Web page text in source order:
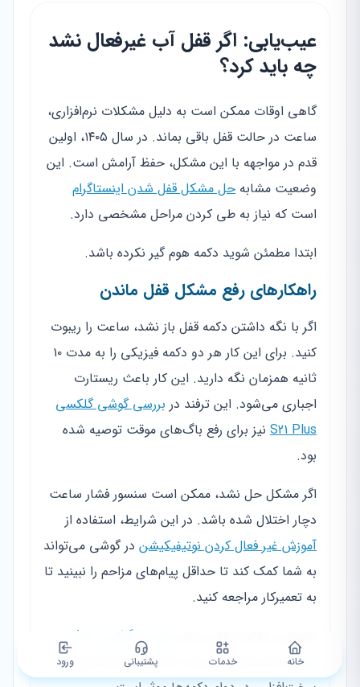
عیب‌یابی: اگر قفل آب غیرفعال نشد
چه باید کرد؟
گاهی اوقات ممکن است به دلیل مشکلات نرم‌افزاری،
ساعت در حالت قفل باقی بماند. در سال ۱۴۰۵، اولین
قدم در مواجهه با این مشکل، حفظ آرامش است. این
وضعیت مشابه حل مشکل قفل شدن اینستاگرام
است که نیاز به طی کردن مراحل مشخصی دارد.
ابتدا مطمئن شوید دکمه هوم گیر نکرده باشد.
راهکارهای رفع مشکل قفل ماندن
اگر با نگه داشتن دکمه قفل باز نشد، ساعت را ریبوت
کنید. برای این کار هر دو دکمه فیزیکی را به مدت ۱۰
ثانیه همزمان نگه دارید. این کار باعث ریستارت
اجباری می‌شود. این ترفند در بررسی گوشی گلکسی
S21 Plus نیز برای رفع باگ‌های موقت توصیه شده
بود.
اگر مشکل حل نشد، ممکن است سنسور فشار ساعت
دچار اختلال شده باشد. در این شرایط، استفاده از
آموزش غیر فعال کردن نوتیفیکیشن در گوشی می‌تواند
به شما کمک کند تا حداقل پیام‌های مزاحم را نبینید تا
به تعمیرکار مراجعه کنید.
همچنین مقایسه‌هایی مثل
مقایسه گلکسی A12 با
A22به شما نشان می‌دهد که گاهی تفاوت‌های
خانه خدمات پشتیبانی ورود